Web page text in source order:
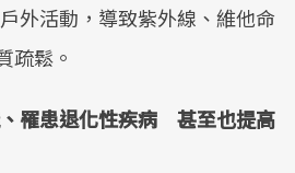
外活動，導致紫外線、維他命
疏鬆。
罹患退化性疾病 甚至也提高